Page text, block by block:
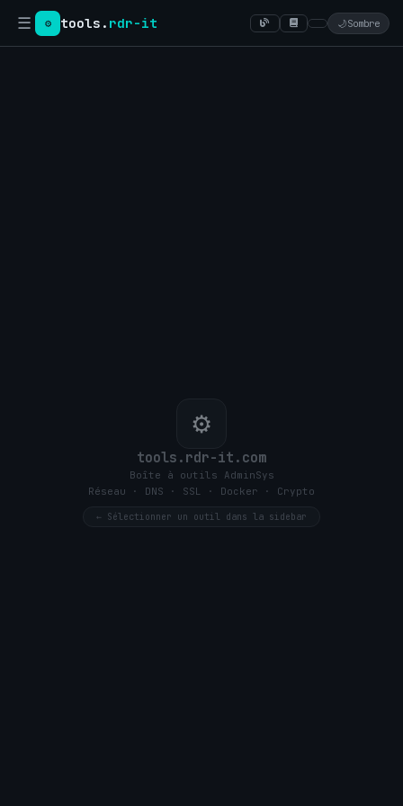
☰ ⚙ tools. rdr-it 🌙Sombre
⚙
tools.rdr-it.com
Boîte à outils AdminSys
Réseau · DNS · SSL · Docker · Crypto
← Sélectionner un outil dans la sidebar